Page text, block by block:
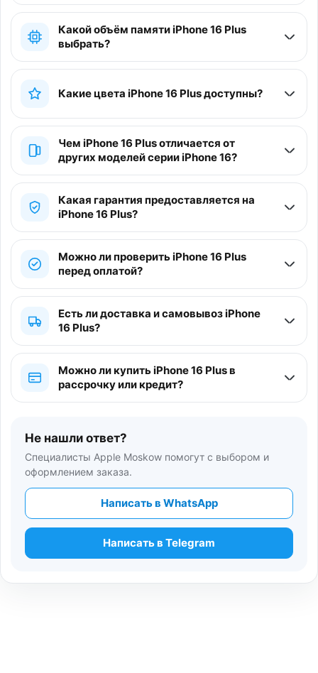
Какой объём памяти iPhone 16 Plus
выбрать?
Какие цвета iPhone 16 Plus доступны?
Чем iPhone 16 Plus отличается от
других моделей серии iPhone 16?
Какая гарантия предоставляется на
iPhone 16 Plus?
Можно ли проверить iPhone 16 Plus
перед оплатой?
Есть ли доставка и самовывоз iPhone
16 Plus?
Можно ли купить iPhone 16 Plus в
рассрочку или кредит?
Не нашли ответ?
Специалисты Apple Moskow помогут с выбором и
оформлением заказа.
Написать в WhatsApp
Написать в Telegram